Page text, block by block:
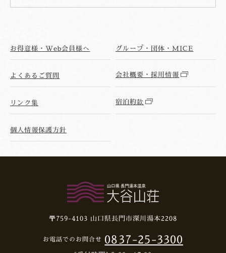
お得意様・Web会員様へ グループ・団体・MICE
よくあるご質問 会社概要・採用情報
リンク集 宿泊約款
個人情報保護方針
〒759-4103 山口県長門市深川湯本2208
お電話でのお問合せ 0837-25-3300